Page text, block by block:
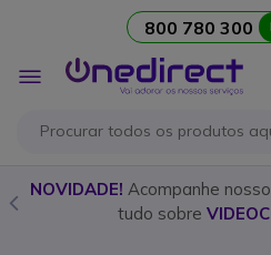
800 780 300
Alternar
Nav
NOVIDADE! Acompanhe nosso
tudo sobre